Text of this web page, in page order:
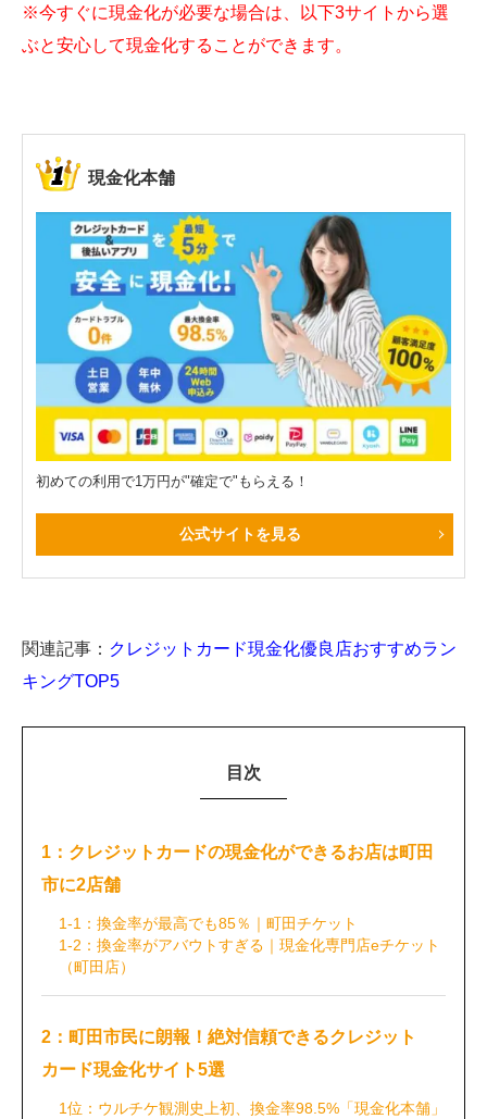
※今すぐに現金化が必要な場合は、以下3サイトから選
ぶと安心して現金化することができます。
現金化本舗
初めての利用で1万円が"確定で"もらえる！
公式サイトを見る
関連記事： クレジットカード現金化優良店おすすめラン
キングTOP5
目次
1：クレジットカードの現金化ができるお店は町田
市に2店舗
1-1：換金率が最高でも85％｜町田チケット
1-2：換金率がアバウトすぎる｜現金化専門店eチケット
（町田店）
2：町田市民に朗報！絶対信頼できるクレジット
カード現金化サイト5選
1位：ウルチケ観測史上初、換金率98.5%「現金化本舗」